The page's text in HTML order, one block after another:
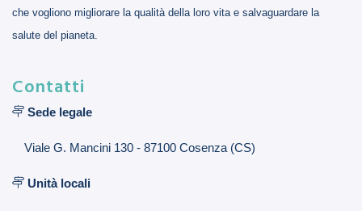
che vogliono migliorare la qualità della loro vita e salvaguardare la
salute del pianeta.
Contatti
Sede legale
Viale G. Mancini 130 - 87100 Cosenza (CS)
Unità locali